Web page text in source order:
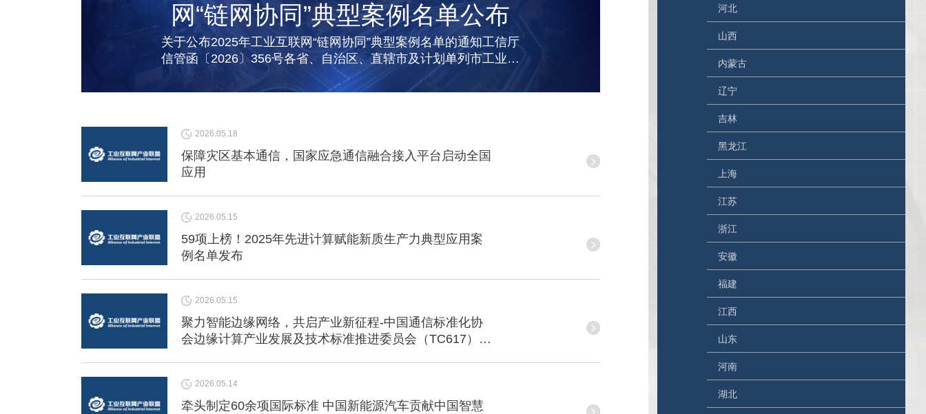
河北
山西
内蒙古
辽宁
吉林
黑龙江
上海
江苏
浙江
安徽
福建
江西
山东
河南
湖北
网“链网协同”典型案例名单公布
关于公布2025年工业互联网“链网协同”典型案例名单的通知工信厅
信管函〔2026〕356号各省、自治区、直辖市及计划单列市工业和
信息化主管部门、通信管理局，有关...
2026.05.18
保障灾区基本通信，国家应急通信融合接入平台启动全国
应用
2026.05.15
59项上榜！2025年先进计算赋能新质生产力典型应用案
例名单发布
2026.05.15
聚力智能边缘网络，共启产业新征程-中国通信标准化协
会边缘计算产业发展及技术标准推进委员会（TC617）顺
2026.05.14
牵头制定60余项国际标准 中国新能源汽车贡献中国智慧